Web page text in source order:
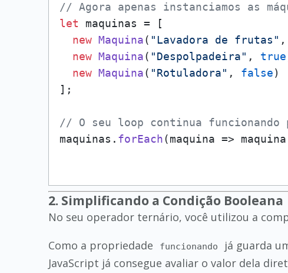
// Agora apenas instanciamos as
let maquinas = [
new Maquina( "Lavadora de frutas" ,
new Maquina( "Despolpadeira" , true
new Maquina( "Rotuladora" , false)
];
// O seu loop continua funcionando
maquinas. forEach(maquina =>
2. Simplificando a Condição Booleana
No seu operador ternário, você utilizou a
Como a propriedade
funcionando já guarda
JavaScript já consegue avaliar o valor dela